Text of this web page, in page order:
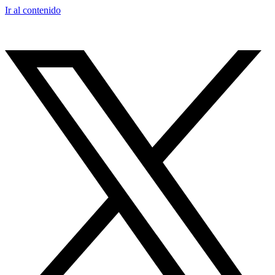
Ir al contenido